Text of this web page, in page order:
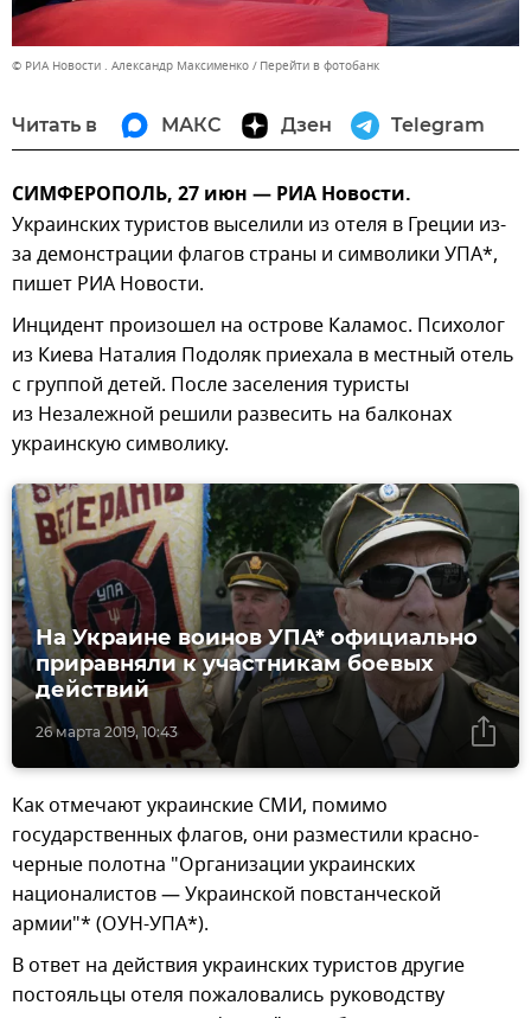
© РИА Новости . Александр Максименко Перейти в фотобанк
Читать в МАКС Дзен Telegram
СИМФЕРОПОЛЬ, 27 июн — РИА Новости.
Украинских туристов выселили из отеля в Греции из-
за демонстрации флагов страны и символики УПА*,
пишет РИА Новости.
Инцидент произошел на острове Каламос. Психолог
из Киева Наталия Подоляк приехала в местный отель
с группой детей. После заселения туристы
из Незалежной решили развесить на балконах
украинскую символику.
26 марта 2019, 10:43
На Украине воинов УПА* официально
приравняли к участникам боевых
действий
Как отмечают украинские СМИ, помимо
государственных флагов, они разместили красно-
черные полотна "Организации украинских
националистов — Украинской повстанческой
армии"* (ОУН-УПА*).
В ответ на действия украинских туристов другие
постояльцы отеля пожаловались руководству